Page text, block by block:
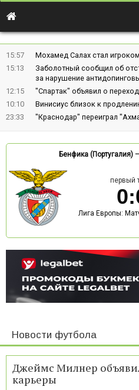
15:57
Мохамед Салах стал
15:13
Заболотный сообщил об
за нарушение
12:15
"Спартак" объявил о
10:10
Винисиус близок к
23:33
"Краснодар" переиграл
Бенфика (Португалия)
первый
0:
Лига Европы:
Новости футбола
Джеймс Милнер
карьеры